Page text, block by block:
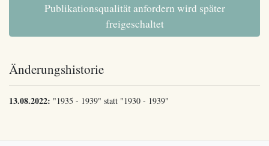
Publikationsqualität anfordern wird später
freigeschaltet
Änderungshistorie
13.08.2022: "1935 - 1939" statt "1930 - 1939"